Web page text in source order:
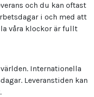
och du kan oftast
i och med att
våra klockor är fullt
Internationella
Leveranstiden kan